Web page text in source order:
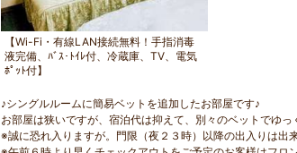
【Wi-Fi・有線LAN接続無料！手指消毒
液完備、ﾊﾞｽ･ﾄｲﾚ付、冷蔵庫、TV、電気
ﾎﾟｯﾄ付】
♪シングルルームに簡易ベットを追加したお部屋です♪
お部屋は狭いですが、宿泊代は抑えて、別々のベットでゆ
※誠に恐れ入りますが。門限（夜２３時）以降の出入りは出